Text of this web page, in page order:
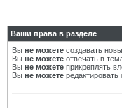
Ваши права в разделе
Вы не можете создавать
Вы не можете отвечать в
Вы не можете прикреплять
Вы не можете